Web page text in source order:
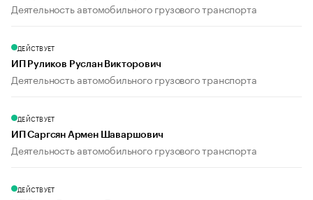
Деятельность автомобильного грузового транспорта
ДЕЙСТВУЕТ
ИП Руликов Руслан Викторович
Деятельность автомобильного грузового транспорта
ДЕЙСТВУЕТ
ИП Саргсян Армен Шаваршович
Деятельность автомобильного грузового транспорта
ДЕЙСТВУЕТ